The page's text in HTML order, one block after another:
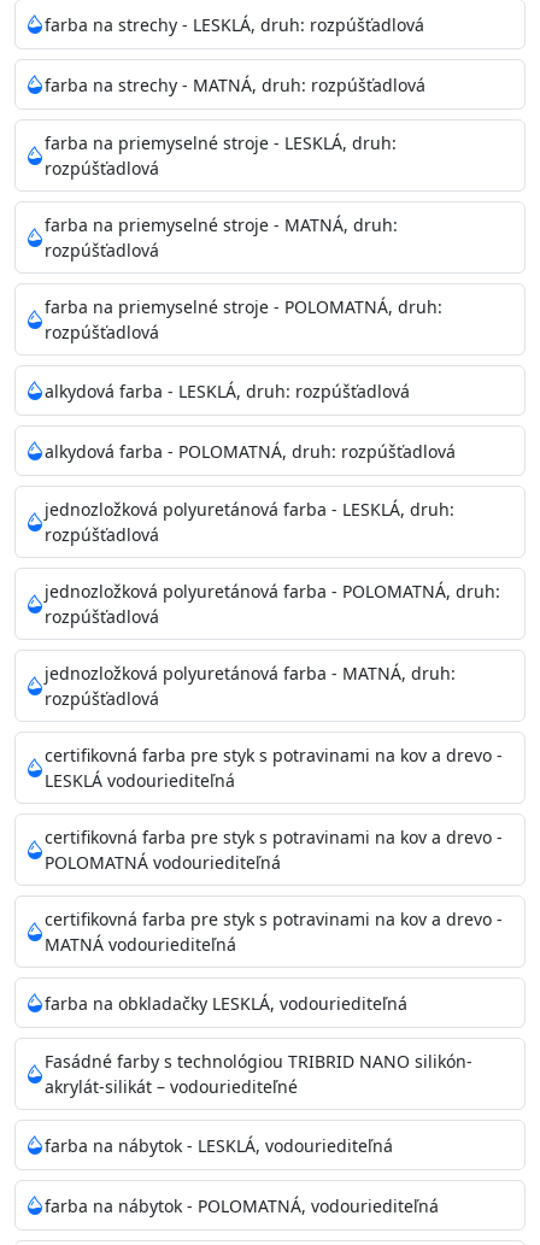
Neaplikujte pri teplote pod 5°C a nad teplotu 35°C alebo
pri relatívnej vlhkosti nad 80%.
Nepoužitá farba vyžaduje špeciálne zaobchádzanie na
bezpečnú likvidáciu.
Riedenie: do 10% vodou, podľa spôsobu aplikácie
Doba schnutia na dotyk
Doba na druhý náter: 3-4 hodiny
Balenie : 750ml, 1l, 3l, 9l, 15l
Výdatnosť na jednu vrstvu
Aplikácia: štetec, valček, striekacia pištoľ
Povrchová úprava: 1
Je možné tónovať v systéme Colorfull: áno
Merná hmotnosť : 1,54 ± 0,02 Kg / L (ISO 2811)
Čistenie: vodou
Príprava povrchu
Povrchy musia byť hladké, čisté, suché, zbavené prachu,
mastnoty, solí a materiálov so zlou priľnavosťou. Otvory
alebo trhliny vyplňte
akrylovým tmelom Acrylic putty, Visto alebo Acrylic light
putty a prebrúste. Nové alebo porézne povrchy natreté
menej kvalitnými farbami
vždy penetrujte. Odporúčané penetračné nátery
Acrylan Unco, Gypsum board alebo Vitex Primer 100% a
na škvrny použite Blanco eco
riediteľné vodou.
Skladovanie
48 mesiacov v orig. uzavretých obaloch medzi 5°C až
25°C
farba na strechy - LESKLÁ, druh: rozpúšťadlová
farba na strechy - MATNÁ, druh: rozpúšťadlová
farba na priemyselné stroje - LESKLÁ, druh:
rozpúšťadlová
farba na priemyselné stroje - MATNÁ, druh:
rozpúšťadlová
farba na priemyselné stroje - POLOMATNÁ, druh:
rozpúšťadlová
alkydová farba - LESKLÁ, druh: rozpúšťadlová
alkydová farba - POLOMATNÁ, druh: rozpúšťadlová
jednozložková polyuretánová farba - LESKLÁ, druh:
rozpúšťadlová
jednozložková polyuretánová farba - POLOMATNÁ, druh:
rozpúšťadlová
jednozložková polyuretánová farba - MATNÁ, druh:
rozpúšťadlová
certifikovná farba pre styk s potravinami na kov a drevo -
LESKLÁ vodouriediteľná
certifikovná farba pre styk s potravinami na kov a drevo -
POLOMATNÁ vodouriediteľná
certifikovná farba pre styk s potravinami na kov a drevo -
MATNÁ vodouriediteľná
farba na obkladačky LESKLÁ, vodouriediteľná
Fasádné farby s technológiou TRIBRID NANO silikón-
akrylát-silikát – vodouriediteľné
farba na nábytok - LESKLÁ, vodouriediteľná
farba na nábytok - POLOMATNÁ, vodouriediteľná